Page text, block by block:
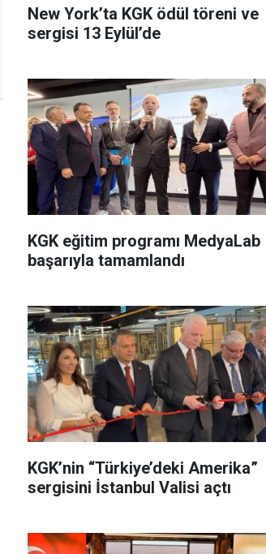
New York’ta KGK ödül töreni ve
sergisi 13 Eylül’de
KGK eğitim programı MedyaLab
başarıyla tamamlandı
KGK’nin “Türkiye’deki Amerika”
sergisini İstanbul Valisi açtı